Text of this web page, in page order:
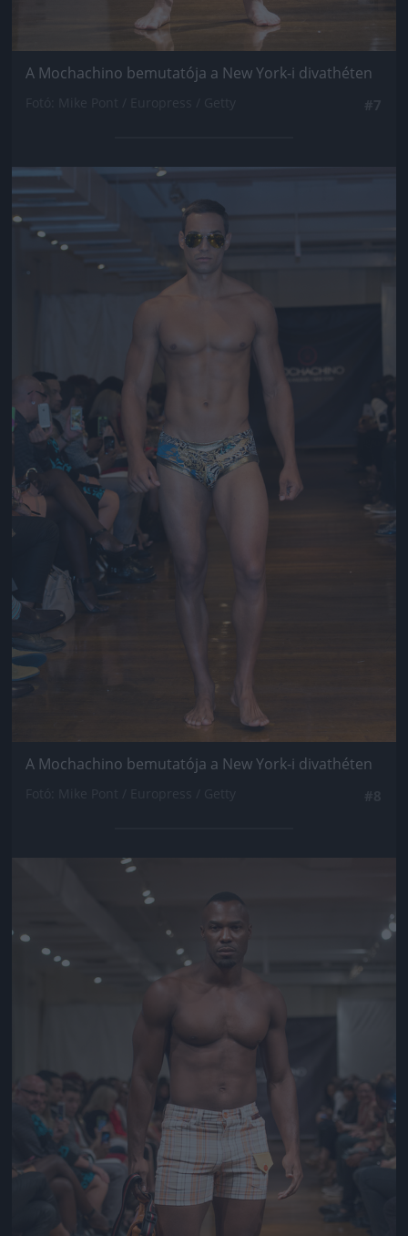
A Mochachino bemutatója a New York-i divathéten
Jön még kép!
A Mochachino bemutatója a New York-i divathéten
Jön még kép!